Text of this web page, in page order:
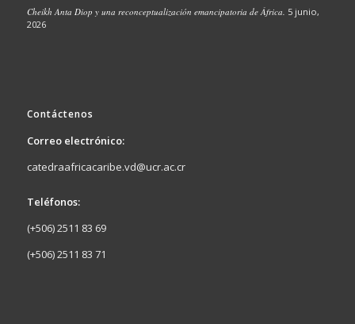
Cheikh Anta Diop y una reconceptualización emancipatoria de África. 5 junio,
2026
Contáctenos
Correo electrónico:
catedraafricacaribe.vd@ucr.ac.cr
Teléfonos:
(+506) 2511 83 69
(+506) 2511 83 71